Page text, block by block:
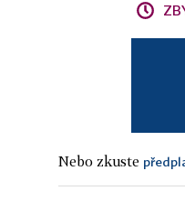
Nebo zkuste